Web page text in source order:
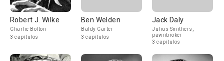
Robert J. Wilke
Charlie Bolton
3 capítulos
Ben Welden
Baldy Carter
3 capítulos
Jack Daly
Julius Smithers,
pawnbroker
3 capítulos